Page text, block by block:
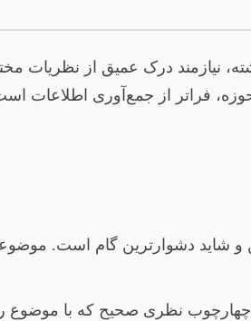
نیازمند درک عمیق از نظریات
فراتر از جمع‌آوری اطلاعات
و شاید دشوارترین گام است.
چهارچوب نظری صحیح که با موضوع